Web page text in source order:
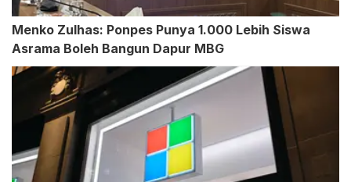
Menko Zulhas: Ponpes Punya 1.000 Lebih Siswa
Asrama Boleh Bangun Dapur MBG